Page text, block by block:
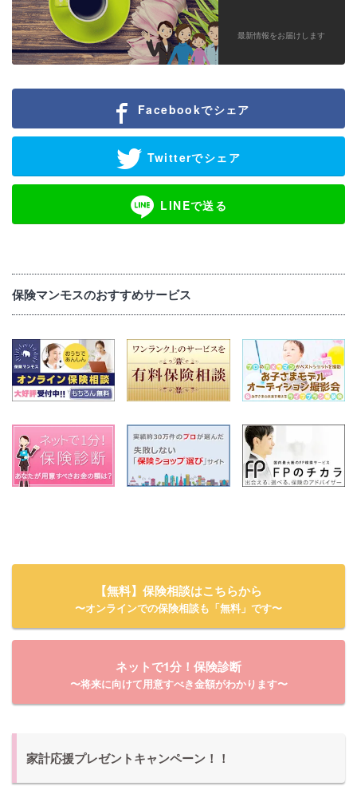
最新情報をお届けします
Facebookでシェア
Twitterでシェア
LINEで送る
保険マンモスのおすすめサービス
【無料】保険相談はこちらから
〜オンラインでの保険相談も「無料」です〜
ネットで1分！保険診断
〜将来に向けて用意すべき金額がわかります〜
家計応援プレゼントキャンペーン！！